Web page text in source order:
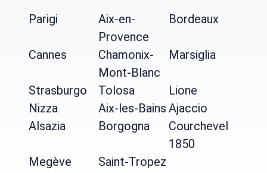
Parigi
Aix-en-
Provence
Bordeaux
Cannes
Chamonix-
Mont-Blanc
Marsiglia
Strasburgo Tolosa
Lione
Nizza
Aix-les-Bains Ajaccio
Alsazia
Borgogna
Courchevel
1850
Megève
Saint-Tropez